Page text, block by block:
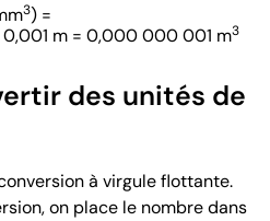
3) =
0,001 m = 0,000 000 001 m3
des unités de
à virgule flottante.
on place le nombre dans